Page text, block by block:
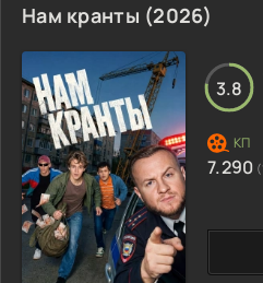
Нам кранты (2026)
3.8
7.290